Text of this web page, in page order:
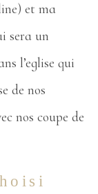
et ma
sera un
l’eglise qui
de nos
nos coupe de